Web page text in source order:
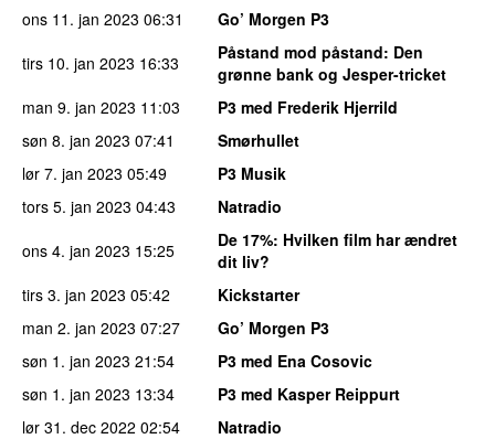
ons 11. jan 2023 06:31
Go’ Morgen P3
tirs 10. jan 2023 16:33 Påstand mod påstand: Den
grønne bank og Jesper-tricket
man 9. jan 2023 11:03
P3 med Frederik Hjerrild
søn 8. jan 2023 07:41
Smørhullet
lør 7. jan 2023 05:49
P3 Musik
tors 5. jan 2023 04:43
Natradio
ons 4. jan 2023 15:25 De 17%: Hvilken film har ændret
dit liv?
tirs 3. jan 2023 05:42
Kickstarter
man 2. jan 2023 07:27
Go’ Morgen P3
søn 1. jan 2023 21:54
P3 med Ena Cosovic
søn 1. jan 2023 13:34
P3 med Kasper Reippurt
lør 31. dec 2022 02:54
Natradio